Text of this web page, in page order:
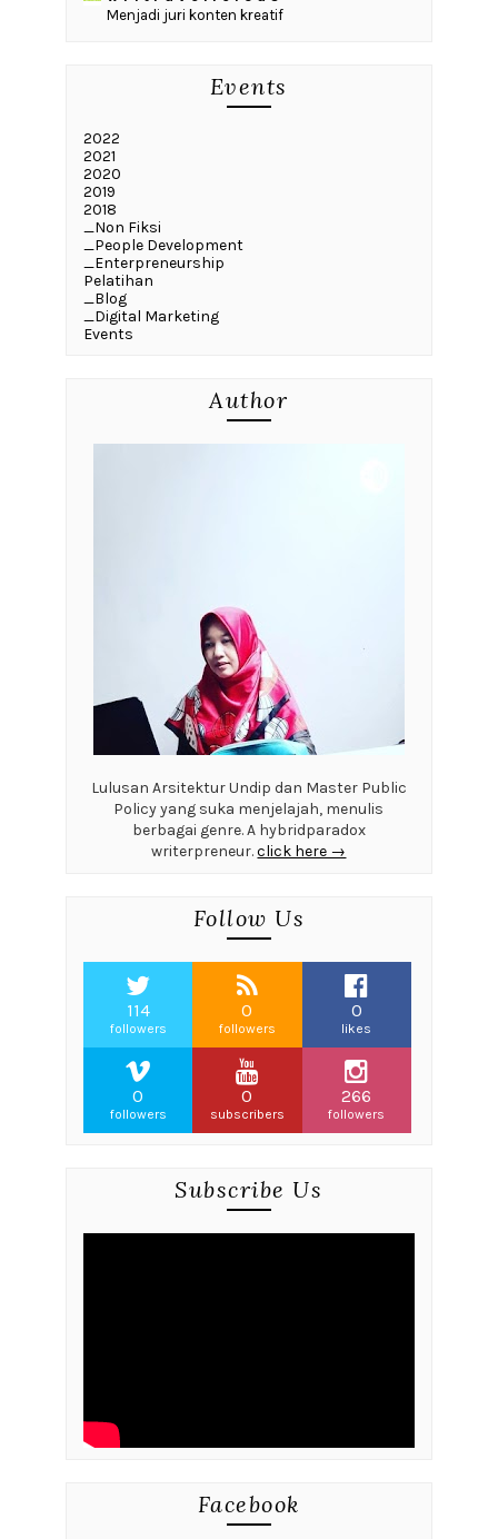
Menjadi juri konten kreatif
Events
2022
2021
2020
2019
2018
_Non Fiksi
_People Development
_Enterpreneurship
Pelatihan
_Blog
_Digital Marketing
Events
Author
Lulusan Arsitektur Undip dan Master Public
Policy yang suka menjelajah, menulis
berbagai genre. A hybridparadox
writerpreneur.click here →
Follow Us
114
followers
0
followers
0
likes
0
followers
0
subscribers
266
followers
Subscribe Us
Facebook